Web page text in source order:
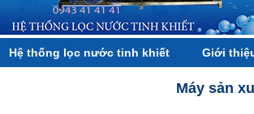
Hệ thống lọc nước tinh khiết Giới
Máy sản